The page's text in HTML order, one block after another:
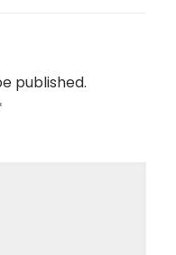
published.